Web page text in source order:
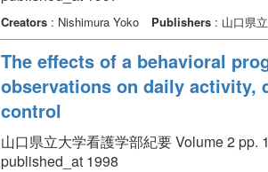
Creators: Nishimura Yoko Publishers: 山口県
The effects of a behavioral
observations on daily activity,
control
山口県立大学看護学部紀要 Volume 2 pp.
published_at 1998